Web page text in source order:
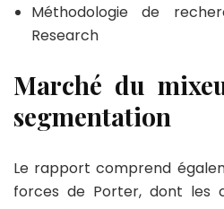
Méthodologie de
Research
Marché du
segmentation
Le rapport comprend
forces de Porter, dont les